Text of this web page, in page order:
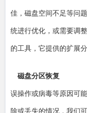
佳，磁盘空间不足等问
统进行优化，或需要调
的工具，它提供的扩展
磁盘分区恢复
误操作或病毒等原因可
除或丢失的情况，我们